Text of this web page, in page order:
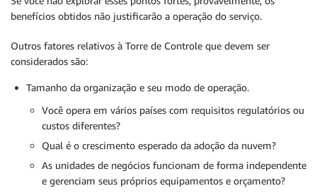
benefícios obtidos não justificarão a operação do serviço.
Outros fatores relativos à Torre de Controle que devem ser
considerados são:
Tamanho da organização e seu modo de operação.
Você opera em vários países com requisitos regulatórios ou
custos diferentes?
Qual é o crescimento esperado da adoção da nuvem?
As unidades de negócios funcionam de forma independente
e gerenciam seus próprios equipamentos e orçamento?